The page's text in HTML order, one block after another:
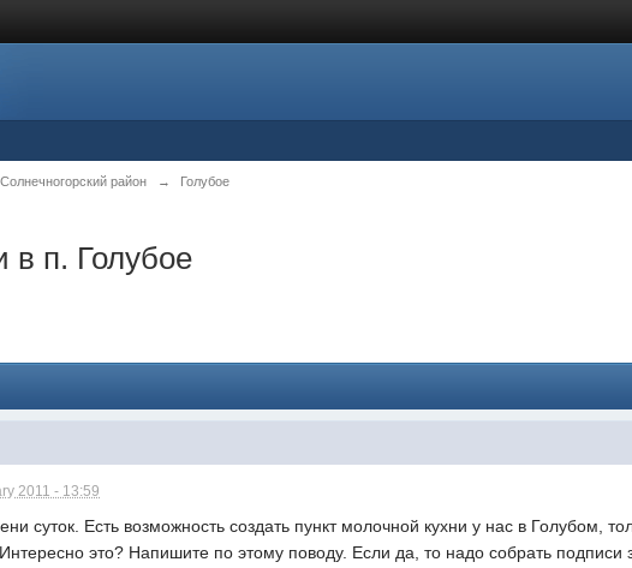
Солнечногорский район → Голубое
в п. Голубое
2011 - 13:59
суток. Есть возможность создать пункт молочной кухни у нас в Голубом,
это? Напишите по этому поводу. Если да, то надо собрать